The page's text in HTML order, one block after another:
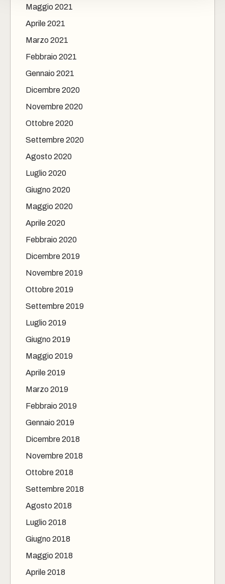
Maggio 2021
Aprile 2021
Marzo 2021
Febbraio 2021
Gennaio 2021
Dicembre 2020
Novembre 2020
Ottobre 2020
Settembre 2020
Agosto 2020
Luglio 2020
Giugno 2020
Maggio 2020
Aprile 2020
Febbraio 2020
Dicembre 2019
Novembre 2019
Ottobre 2019
Settembre 2019
Luglio 2019
Giugno 2019
Maggio 2019
Aprile 2019
Marzo 2019
Febbraio 2019
Gennaio 2019
Dicembre 2018
Novembre 2018
Ottobre 2018
Settembre 2018
Agosto 2018
Luglio 2018
Giugno 2018
Maggio 2018
Aprile 2018